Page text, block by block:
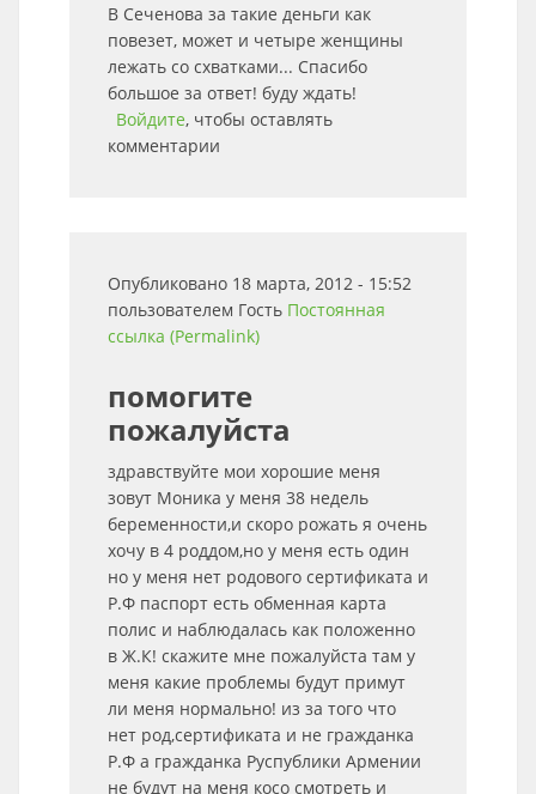
В Сеченова за такие деньги как
повезет, может и четыре женщины
лежать со схватками... Спасибо
большое за ответ! буду ждать!
Войдите, чтобы оставлять
комментарии
Опубликовано 18 марта, 2012 - 15:52
пользователем Гость Постоянная
ссылка (Permalink)
помогите
пожалуйста
здравствуйте мои хорошие меня
зовут Моника у меня 38 недель
беременности,и скоро рожать я очень
хочу в 4 роддом,но у меня есть один
но у меня нет родового сертификата и
Р.Ф паспорт есть обменная карта
полис и наблюдалась как положенно
в Ж.К! скажите мне пожалуйста там у
меня какие проблемы будут примут
ли меня нормально! из за того что
нет род,сертификата и не гражданка
Р.Ф а гражданка Руспублики Армении
не будут на меня косо смотреть и